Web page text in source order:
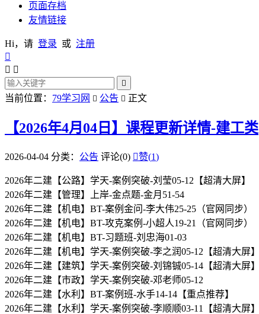
页面存档
友情链接
Hi，请 登录 或 注册

 

当前位置： 79学习网  公告  正文
【2026年4月04日】课程更新详情-建工类
2026-04-04 分类： 公告 评论(0) 赞(1)
2026年二建【公路】学天-案例突破-刘莹05-12【超清大屏】
2026年二建【管理】上岸-金点题-金月51-54
2026年二建【机电】BT-案例金问-李大伟25-25（官网同步）
2026年二建【机电】BT-攻克案例-小超人19-21（官网同步）
2026年二建【机电】BT-习题班-刘忠海01-03
2026年二建【机电】学天-案例突破-李之润05-12【超清大屏】
2026年二建【建筑】学天-案例突破-刘锦铖05-14【超清大屏】
2026年二建【市政】学天-案例突破-邓老师05-12
2026年二建【水利】BT-案例班-水手14-14【重点推荐】
2026年二建【水利】学天-案例突破-李顺顺03-11【超清大屏】